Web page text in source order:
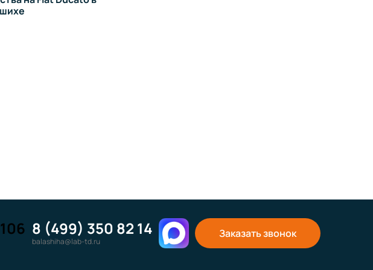
8 (499) 350 82 14
balashiha@lab-td.ru
Заказать звонок